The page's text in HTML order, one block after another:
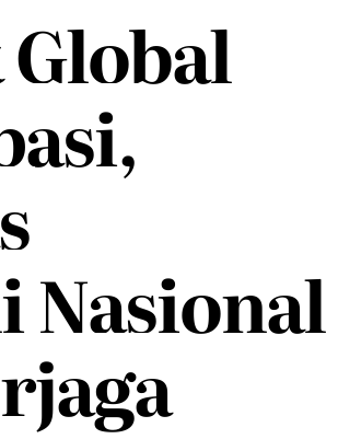
Nasional